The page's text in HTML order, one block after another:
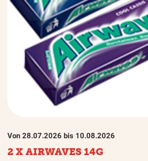
Von 28.07.2026 bis 10.08.2026
2 X AIRWAVES 14G